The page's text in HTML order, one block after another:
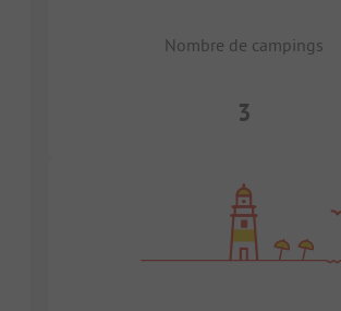
Nombre de campings
3